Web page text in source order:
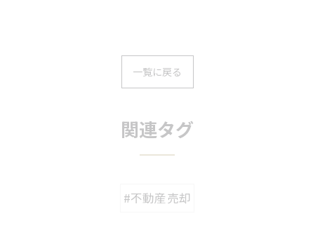
一覧に戻る
関連タグ
#不動産売却